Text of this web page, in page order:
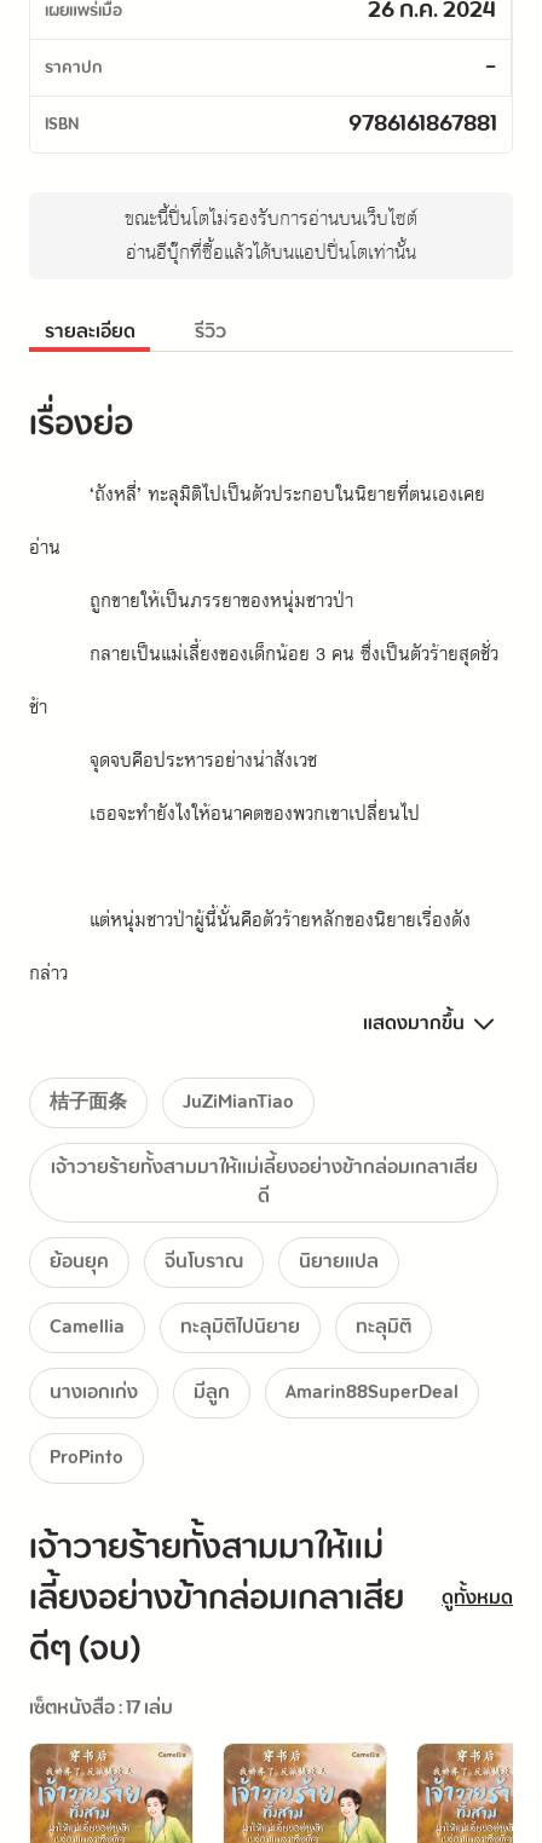
เผยแพร่เมื่อ 26 ก.ค. 2024
ราคาปก -
ISBN 9786161867881
ขณะนี้ปิ่นโตไม่รองรับการอ่านบนเว็บไซต์
อ่านอีบุ๊กที่ซื้อแล้วได้บนแอปปิ่นโตเท่านั้น
รายละเอียด รีวิว
เรื่องย่อ
‘ถังหลี่’ ทะลุมิติไปเป็นตัวประกอบในนิยายที่ตนเองเคย
อ่าน
ถูกขายให้เป็นภรรยาของหนุ่มชาวป่า
กลายเป็นแม่เลี้ยงของเด็กน้อย 3 คน ซึ่งเป็นตัวร้ายสุดชั่ว
ช้า
จุดจบคือประหารอย่างน่าสังเวช
เธอจะทำยังไงให้อนาคตของพวกเขาเปลี่ยนไป
แต่หนุ่มชาวป่าผู้นี้นั้นคือตัวร้ายหลักของนิยายเรื่องดัง
กล่าว
เป็นตัวร้ายที่จิตใจอำมหิต สุดแสนจะชั่วช้าสามานย์
แถมลูกเลี้ยงทั้งสามก็เป็นเหล่าวายร้าย
เป็นตัวร้ายในเรื่องที่โฉดชั่วไม่ต่างกับบิดา
จุดจบของพวกเขาคือถูกสั่งประหารอย่างน่าสังเวช
แต่ไม่ว่าจะอย่างไรก็ตาม ขณะนี้เด็กน้อยทั้งสามยังคงเป็น
เจ้าก้อนน่ารักนุบนิบ
คอยเรียกนางอย่างแสนหวานว่า “ท่านแม่”
เพียงแค่คำนี้ที่ออกมาจากปากของพวกเขา
นางก็ใจอ่อนยวบ ตั้งใจว่าไม่ว่าอย่างไรก็ตาม
ภารกิจถัดมาคืออะไรน่ะหรือ
ก็คือทำนา ทำการค้า
ทำทุกอย่างเพื่อหาเงินทองมาเลี้ยงเด็กน้อยทั้งสามให้มีชีวิต
ที่สุขสบาย
กล่อมเกลาพวกเขาให้มีชีวิตดีๆ
แสดงมากขึ้น
桔子面条
JuZiMianTiao
เจ้าวายร้ายทั้งสามมาให้แม่เลี้ยงอย่างข้ากล่อมเกลาเสีย
ดี
ย้อนยุค
จีนโบราณ
นิยายเเปล
Camellia
ทะลุมิติไปนิยาย
ทะลุมิติ
นางเอกเก่ง
มีลูก
Amarin88SuperDeal
ProPinto
เจ้าวายร้ายทั้งสามมาให้แม่
เลี้ยงอย่างข้ากล่อมเกลาเสีย
ดีๆ (จบ)
ดูทั้งหมด
เซ็ตหนังสือ : 17 เล่ม